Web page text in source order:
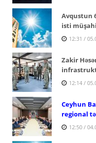
Avqustun
isti
12:31 /
Zakir
12:14 /
Ceyhun
regional
12:50 /